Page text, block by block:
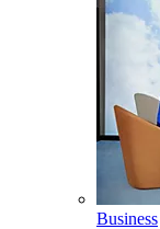
Business